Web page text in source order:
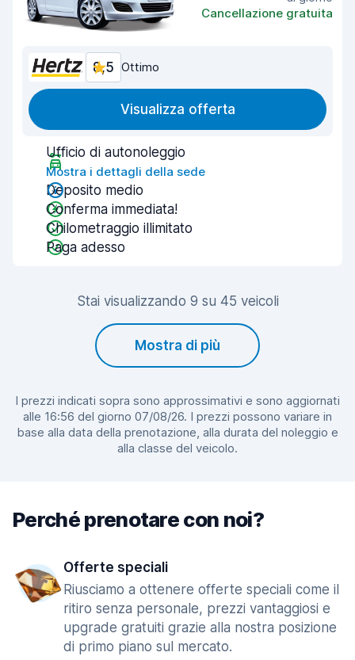
Cancellazione gratuita
8,5 Ottimo
Visualizza offerta
Ufficio di autonoleggio
Mostra i dettagli della sede
Deposito medio
Conferma immediata!
Chilometraggio illimitato
Paga adesso
Stai visualizzando 9 su 45 veicoli
Mostra di più
I prezzi indicati sopra sono approssimativi e sono aggiornati
alle 16:56 del giorno 07/08/26. I prezzi possono variare in
base alla data della prenotazione, alla durata del noleggio e
alla classe del veicolo.
Perché prenotare con noi?
Offerte speciali
Riusciamo a ottenere offerte speciali come il
ritiro senza personale, prezzi vantaggiosi e
upgrade gratuiti grazie alla nostra posizione
di primo piano sul mercato.